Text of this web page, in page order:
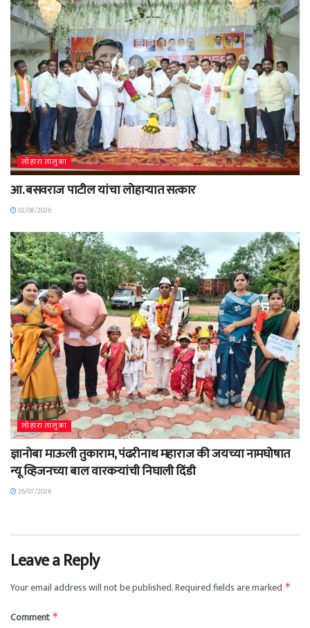
लोहारा तालुका
आ. बसवराज पाटील यांचा लोहाऱ्यात सत्कार
02/08/2026
लोहारा तालुका
ज्ञानोबा माऊली तुकाराम, पंढरीनाथ महाराज की जयच्या नामघोषात
न्यू व्हिजनच्या बाल वारकऱ्यांची निघाली दिंडी
26/07/2026
Leave a Reply
Your email address will not be published.Required fields are marked *
Comment *